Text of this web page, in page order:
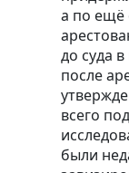
а по ещё
до суда
после
всего
были